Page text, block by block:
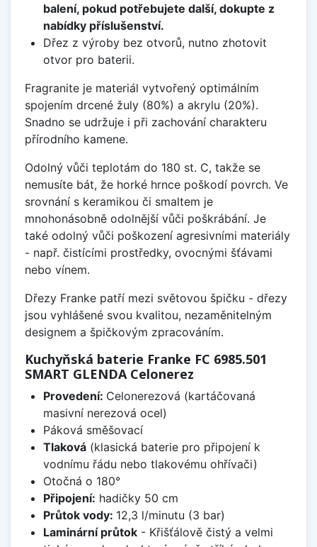
balení, pokud potřebujete další, dokupte z
nabídky příslušenství.
Dřez z výroby bez otvorů, nutno zhotovit
otvor pro baterii.
Fragranite je materiál vytvořený optimálním
spojením drcené žuly (80%) a akrylu (20%).
Snadno se udržuje i při zachování charakteru
přírodního kamene.
Odolný vůči teplotám do 180 st. C, takže se
nemusíte bát, že horké hrnce poškodí povrch. Ve
srovnání s keramikou či smaltem je
mnohonásobně odolnější vůči poškrábání. Je
také odolný vůči poškození agresivními materiály
- např. čistícími prostředky, ovocnými šťávami
nebo vínem.
Dřezy Franke patří mezi světovou špičku - dřezy
jsou vyhlášené svou kvalitou, nezaměnitelným
designem a špičkovým zpracováním.
Kuchyňská baterie Franke FC 6985.501
SMART GLENDA Celonerez
Provedení: Celonerezová (kartáčovaná
masivní nerezová ocel)
Páková směšovací
Tlaková(klasická baterie pro připojení k
vodnímu řádu nebo tlakovému ohřívači)
Otočná o 180°
Připojení: hadičky 50 cm
Průtok vody: 12,3 l/minutu (3 bar)
Laminární průtok- Křišťálově čistý a velmi